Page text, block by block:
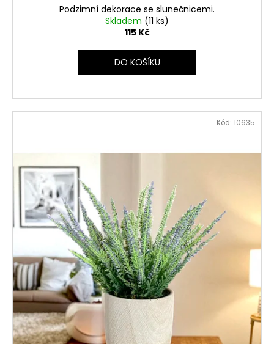
Podzimní dekorace se slunečnicemi.
Skladem (11 ks)
115 Kč
DO KOŠÍKU
Kód: 10635